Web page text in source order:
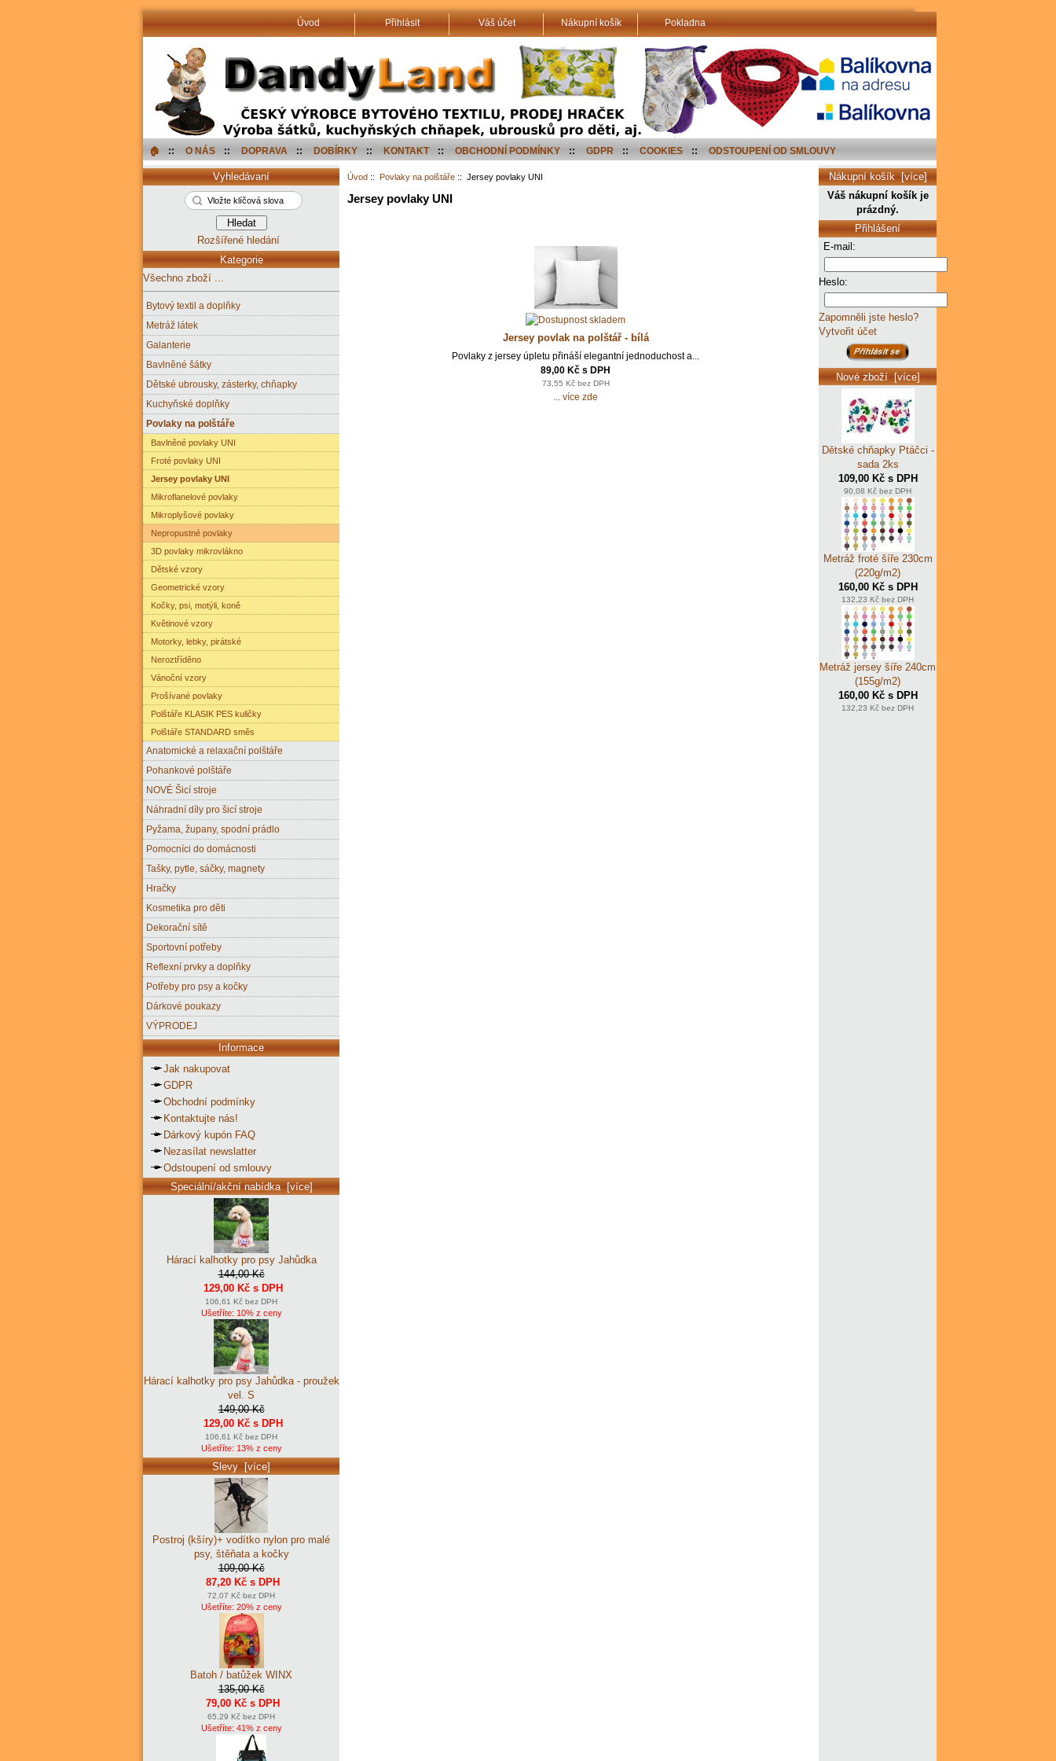
Úvod Přihlásit Váš účet Nákupní košík Pokladna
🏠︎ :: O NÁS :: DOPRAVA :: DOBÍRKY :: KONTAKT :: OBCHODNÍ PODMÍNKY :: GDPR :: COOKIES :: ODSTOUPENÍ OD SMLOUVY
Úvod :: Povlaky na polštáře :: Jersey povlaky UNI
Jersey povlaky UNI
Jersey povlak na polštář - bílá
Povlaky z jersey úpletu přináší elegantní jednoduchost a...
89,00 Kč s DPH
73,55 Kč bez DPH
... více zde
Vyhledávaní
Rozšířené hledání
Kategorie
Všechno zboží ...
Bytový textil a doplňky
Metráž látek
Galanterie
Bavlněné šátky
Dětské ubrousky, zásterky, chňapky
Kuchyňské doplňky
Povlaky na polštáře
Bavlněné povlaky UNI
Froté povlaky UNI
Jersey povlaky UNI
Mikroflanelové povlaky
Mikroplyšové povlaky
Nepropustné povlaky
3D povlaky mikrovlákno
Dětské vzory
Geometrické vzory
Kočky, psi, motýli, koně
Květinové vzory
Motorky, lebky, pirátské
Neroztříděno
Vánoční vzory
Prošívané povlaky
Polštáře KLASIK PES kuličky
Polštáře STANDARD směs
Anatomické a relaxační polštáře
Pohankové polštáře
NOVÉ Šicí stroje
Náhradní díly pro šicí stroje
Pyžama, župany, spodní prádlo
Pomocníci do domácnosti
Tašky, pytle, sáčky, magnety
Hračky
Kosmetika pro děti
Dekorační sítě
Sportovní potřeby
Reflexní prvky a doplňky
Potřeby pro psy a kočky
Dárkové poukazy
VÝPRODEJ
Informace
Jak nakupovat
GDPR
Obchodní podmínky
Kontaktujte nás!
Dárkový kupón FAQ
Nezasílat newslatter
Odstoupení od smlouvy
Speciální/akční nabídka [více]
Hárací kalhotky pro psy Jahůdka
144,00 Kč
129,00 Kč s DPH
106,61 Kč bez DPH
Ušetříte: 10% z ceny
Hárací kalhotky pro psy Jahůdka - proužek
vel. S
149,00 Kč
129,00 Kč s DPH
106,61 Kč bez DPH
Ušetříte: 13% z ceny
Slevy [více]
Postroj (kšíry)+ vodítko nylon pro malé
psy, štěňata a kočky
109,00 Kč
87,20 Kč s DPH
72,07 Kč bez DPH
Ušetříte: 20% z ceny
Batoh / batůžek WINX
135,00 Kč
79,00 Kč s DPH
65,29 Kč bez DPH
Ušetříte: 41% z ceny
Nákupní košík [více]
Váš nákupní košík je
prázdný.
Přihlášení
E-mail:
Heslo:
Zapomněli jste heslo?
Vytvořit účet
Nové zboží [více]
Dětské chňapky Ptáčci -
sada 2ks
109,00 Kč s DPH
90,08 Kč bez DPH
Metráž froté šíře 230cm
(220g/m2)
160,00 Kč s DPH
132,23 Kč bez DPH
Metráž jersey šíře 240cm
(155g/m2)
160,00 Kč s DPH
132,23 Kč bez DPH